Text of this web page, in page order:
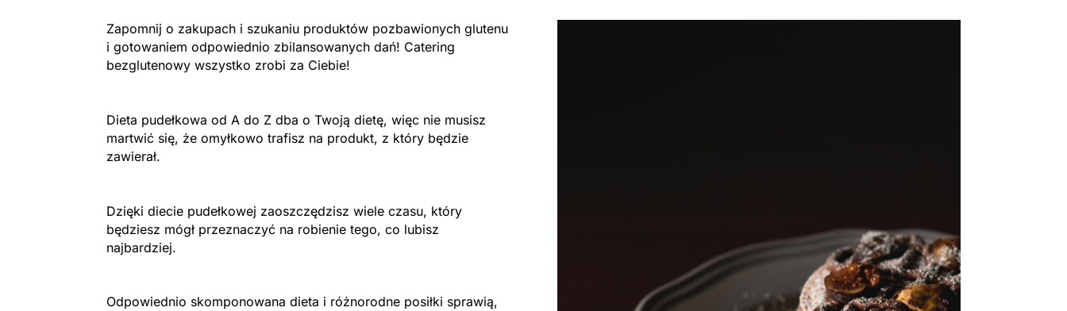
Zapomnij o zakupach i szukaniu produktów pozbawionych glutenu
i gotowaniem odpowiednio zbilansowanych dań! Catering
bezglutenowy wszystko zrobi za Ciebie!
Dieta pudełkowa od A do Z dba o Twoją dietę, więc nie musisz
martwić się, że omyłkowo trafisz na produkt, z który będzie
zawierał.
Dzięki diecie pudełkowej zaoszczędzisz wiele czasu, który
będziesz mógł przeznaczyć na robienie tego, co lubisz
najbardziej.
Odpowiednio skomponowana dieta i różnorodne posiłki sprawią,